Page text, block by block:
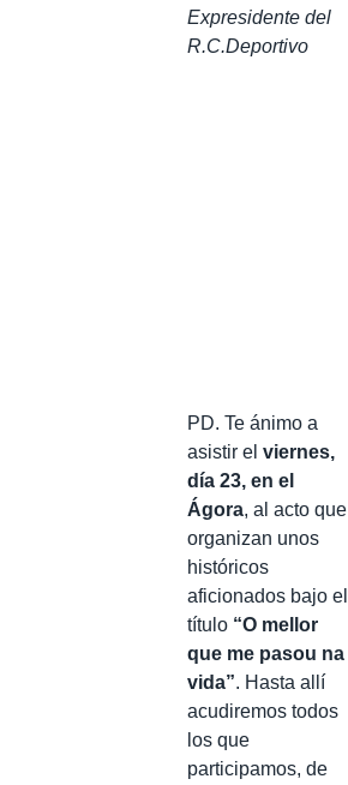
Expresidente del
R.C.Deportivo
PD. Te ánimo a
asistir el viernes,
día 23, en el
Ágora, al acto que
organizan unos
históricos
aficionados bajo el
título “O mellor
que me pasou na
vida”. Hasta allí
acudiremos todos
los que
participamos, de